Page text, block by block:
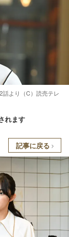
話より（C）読売テレ
れます
記事に戻る